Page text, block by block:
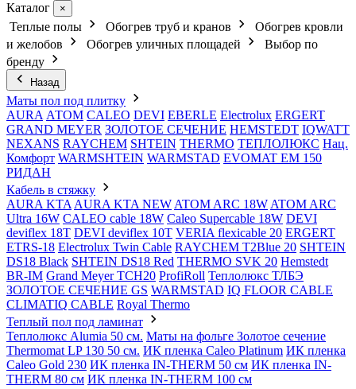
Каталог
×
Теплые полы Обогрев труб и кранов
Обогрев кровли
и желобов
Обогрев уличных площадей
Выбор по
бренду
Назад
Маты пол под плитку
AURA АТОМ CALEO DEVI EBERLE Electrolux ERGERT
GRAND MEYER ЗОЛОТОЕ СЕЧЕНИЕ HEMSTEDT IQWATT
NEXANS RAYCHEM SHTEIN THERMO ТЕПЛОЛЮКС Нац.
Комфорт WARMSHTEIN WARMSTAD EVOMAT EM 150
РИДАН
Кабель в стяжку
AURA KTA AURA KTA NEW ATOM ARC 18W ATOM ARC
Ultra 16W CALEO cable 18W Caleo Supercable 18W DEVI
deviflex 18T DEVI deviflex 10T VERIA flexicable 20 ERGERT
ETRS-18 Electrolux Twin Cable RAYCHEM T2Blue 20 SHTEIN
DS18 Black SHTEIN DS18 Red THERMO SVK 20 Hemstedt
BR-IM Grand Meyer TCH20 ProfiRoll Теплолюкс ТЛБЭ
ЗОЛОТОЕ СЕЧЕНИЕ GS WARMSTAD IQ FLOOR CABLE
CLIMATIQ CABLE Royal Thermo
Теплый пол под ламинат
Теплолюкс Alumia 50 см. Маты на фольге Золотое сечение
Thermomat LP 130 50 cм. ИК пленка Caleo Platinum ИК пленка
Caleo Gold 230 ИК пленка IN-THERM 50 см ИК пленка IN-
THERM 80 см ИК пленка IN-THERM 100 см